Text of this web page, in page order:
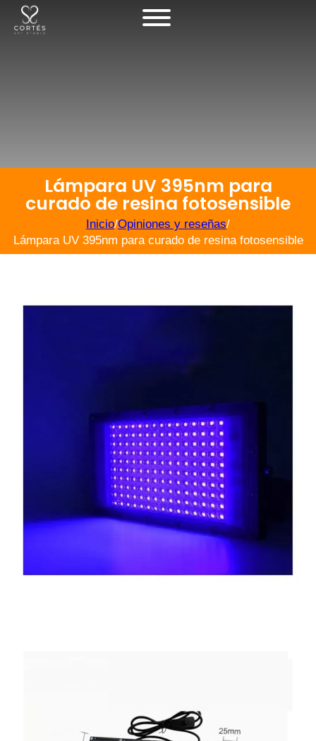
Lámpara UV 395nm para
curado de resina fotosensible
Inicio/Opiniones y reseñas/
Lámpara UV 395nm para curado de resina fotosensible